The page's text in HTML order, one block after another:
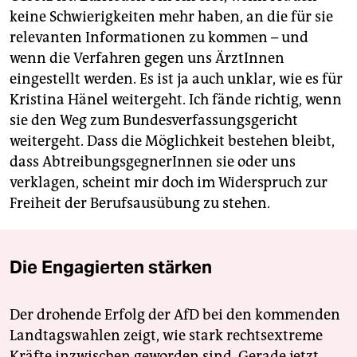
keine Schwierigkeiten mehr haben, an die für sie
relevanten Informationen zu kommen – und
wenn die Verfahren gegen uns ÄrztInnen
eingestellt werden. Es ist ja auch unklar, wie es für
Kristina Hänel weitergeht. Ich fände richtig, wenn
sie den Weg zum Bundesverfassungsgericht
weitergeht. Dass die Möglichkeit bestehen bleibt,
dass AbtreibungsgegnerInnen sie oder uns
verklagen, scheint mir doch im Widerspruch zur
Freiheit der Berufsausübung zu stehen.
Die Engagierten stärken
Der drohende Erfolg der AfD bei den kommenden
Landtagswahlen zeigt, wie stark rechtsextreme